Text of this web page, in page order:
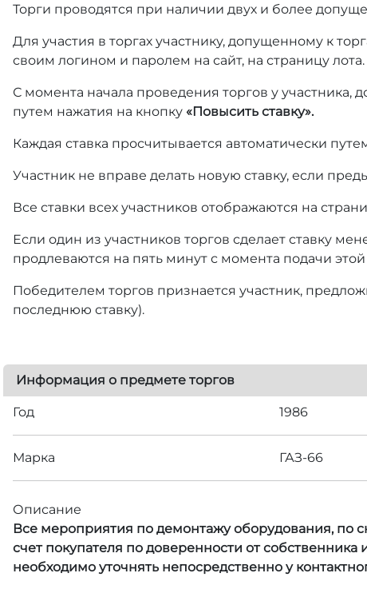
Торги проводятся при наличии двух и более
Для участия в торгах участнику, допущенному к
своим логином и паролем на сайт, на страницу лота.
С момента начала проведения торгов у участника,
путем нажатия на кнопку «Повысить ставку».
Каждая ставка просчитывается автоматически
Участник не вправе делать новую ставку, если
Все ставки всех участников отображаются на
Если один из участников торгов сделает ставку
продлеваются на пять минут с момента подачи
Победителем торгов признается участник,
последнюю ставку).
Информация о предмете торгов
Год 1986
Марка ГАЗ-66
Описание
Все мероприятия по демонтажу оборудования, по
счет покупателя по доверенности от
необходимо уточнять непосредственно у